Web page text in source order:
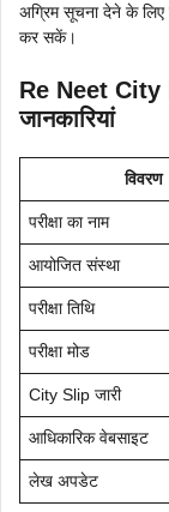
अग्रिम सूचना देने के लिए
कर सकें।
Re Neet
जानकारियां
विवरण
परीक्षा का नाम
आयोजित संस्था
परीक्षा तिथि
परीक्षा मोड
City Slip जारी
आधिकारिक वेबसाइट
लेख अपडेट